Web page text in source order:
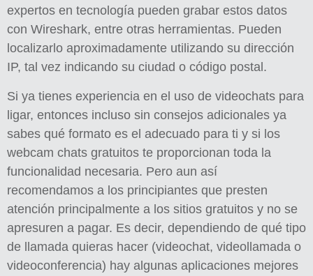
expertos en tecnología pueden grabar estos datos
con Wireshark, entre otras herramientas. Pueden
localizarlo aproximadamente utilizando su dirección
IP, tal vez indicando su ciudad o código postal.
Si ya tienes experiencia en el uso de videochats para
ligar, entonces incluso sin consejos adicionales ya
sabes qué formato es el adecuado para ti y si los
webcam chats gratuitos te proporcionan toda la
funcionalidad necesaria. Pero aun así
recomendamos a los principiantes que presten
atención principalmente a los sitios gratuitos y no se
apresuren a pagar. Es decir, dependiendo de qué tipo
de llamada quieras hacer (videochat, videollamada o
videoconferencia) hay algunas aplicaciones mejores